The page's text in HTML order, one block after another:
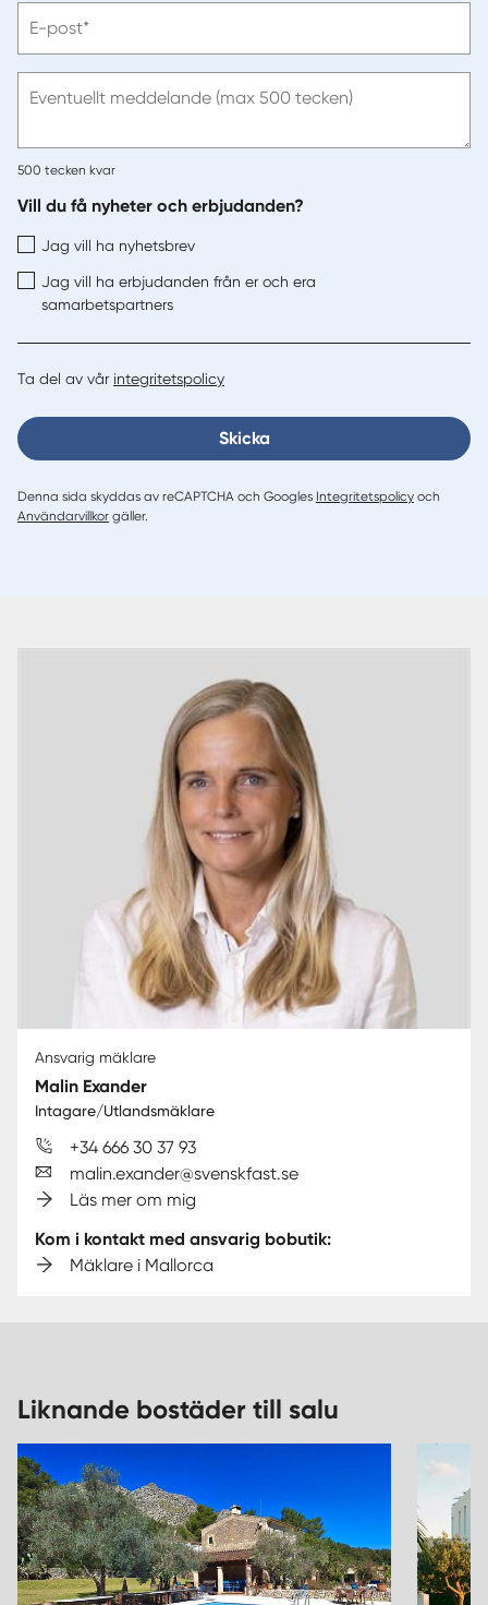
ange
post
E-post*
Eventuellt meddelande (max 500 tecken)
500 tecken kvar
Vill du få nyheter och erbjudanden?
Jag vill ha nyhetsbrev
Jag vill ha erbjudanden från er och era
samarbetspartners
Ta del av vår integritetspolicy
Skicka
Denna sida skyddas av reCAPTCHA och Googles Integritetspolicy och
Användarvillkor gäller.
Ansvarig mäklare
Malin Exander
Intagare/Utlandsmäklare
+34 666 30 37 93
malin.exander@svenskfast.se
Läs mer om mig
Kom i kontakt med ansvarig bobutik:
Mäklare i Mallorca
Liknande bostäder till salu